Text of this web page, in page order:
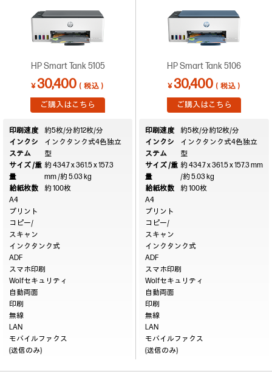
HP Smart Tank 5105
￥30,400 （税込）
ご購入はこちら
印刷速度 約5枚/分約12枚/分
インクシ
ステム
インクタンク式4色独立
型
サイズ /重
量
約 434.7 x 361.5 x 157.3
mm /約 5.03 kg
給紙枚数
約 100枚
A4
プリント
コピー/
スキャン
インクタンク式
ADF
スマホ印刷
Wolfセキュリティ
自動両面
印刷
無線
LAN
モバイルファクス
(送信のみ)
HP Smart Tank 5106
￥30,400（税込）
ご購入はこちら
印刷速度 約5枚/分約12枚/分
インクシ
ステム
インクタンク式4色独立
型
サイズ /重
量
約 434.7 x 361.5 x 157.3 mm
/約 5.03 kg
給紙枚数
約 100枚
A4
プリント
コピー/
スキャン
インクタンク式
ADF
スマホ印刷
Wolfセキュリティ
自動両面
印刷
無線
LAN
モバイルファクス
(送信のみ)